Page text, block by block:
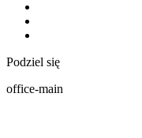
Podziel się
office-main